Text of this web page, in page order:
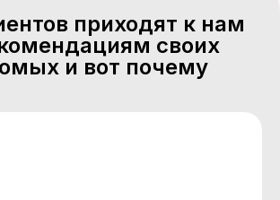
приходят к нам
своих
и вот почему